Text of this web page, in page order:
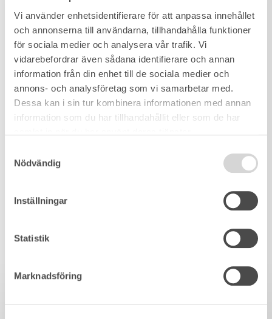
Vi använder enhetsidentifierare för att anpassa innehållet
och annonserna till användarna, tillhandahålla funktioner
för sociala medier och analysera vår trafik. Vi
vidarebefordrar även sådana identifierare och annan
information från din enhet till de sociala medier och
annons- och analysföretag som vi samarbetar med.
Dessa kan i sin tur kombinera informationen med annan
information som du har tillhandahållit eller som de har
Nödvändig
Inställningar
Statistik
Marknadsföring